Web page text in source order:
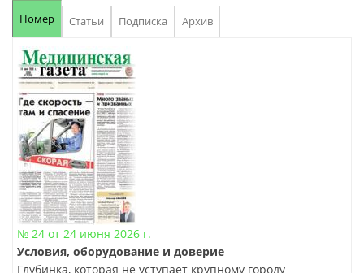
Номер Статьи Подписка Архив
№ 24 от 24 июня 2026 г.
Условия, оборудование и доверие
Глубинка, которая не уступает крупному городу